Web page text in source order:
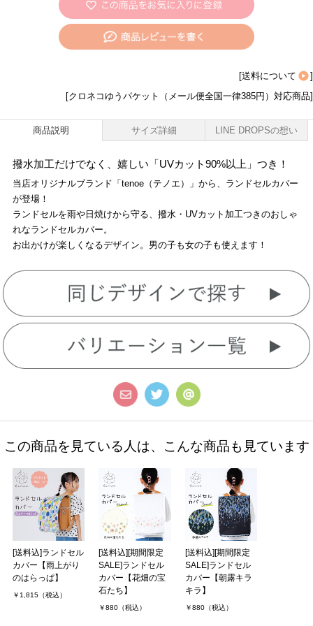
[送料について
]
[クロネコゆうパケット（メール便全国一律385円）対応商品]
商品説明 サイズ詳細 LINE DROPSの想い
撥水加工だけでなく、嬉しい「UVカット90%以上」つき！
当店オリジナルブランド「tenoe（テノエ）」から、ランドセルカバー
が登場！
ランドセルを雨や日焼けから守る、撥水・UVカット加工つきのおしゃ
れなランドセルカバー。
お出かけが楽しくなるデザイン。男の子も女の子も使えます！
この商品を見ている人は、こんな商品も見ています
[送料込]ランドセル
カバー【雨上がり
のはらっぱ】
￥1,815（税込）
[送料込][期間限定
SALE]ランドセル
カバー【花畑の宝
石たち】
￥880（税込）
[送料込][期間限定
SALE]ランドセル
カバー【朝露キラ
キラ】
￥880（税込）